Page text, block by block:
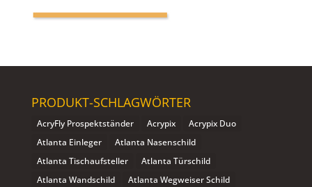
PRODUKT-SCHLAGWÖRTER
AcryFly Prospektständer Acrypix
Acrypix Duo
Atlanta Einleger
Atlanta Nasenschild
Atlanta Tischaufsteller
Atlanta Türschild
Atlanta Wandschild
Atlanta Wegweiser Schild